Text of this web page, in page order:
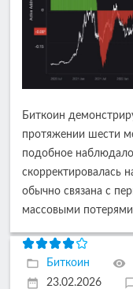
Биткоин
протяжении шести
подобное
скорректировалась
обычно связана с
массовыми
Биткоин
23.02.2026